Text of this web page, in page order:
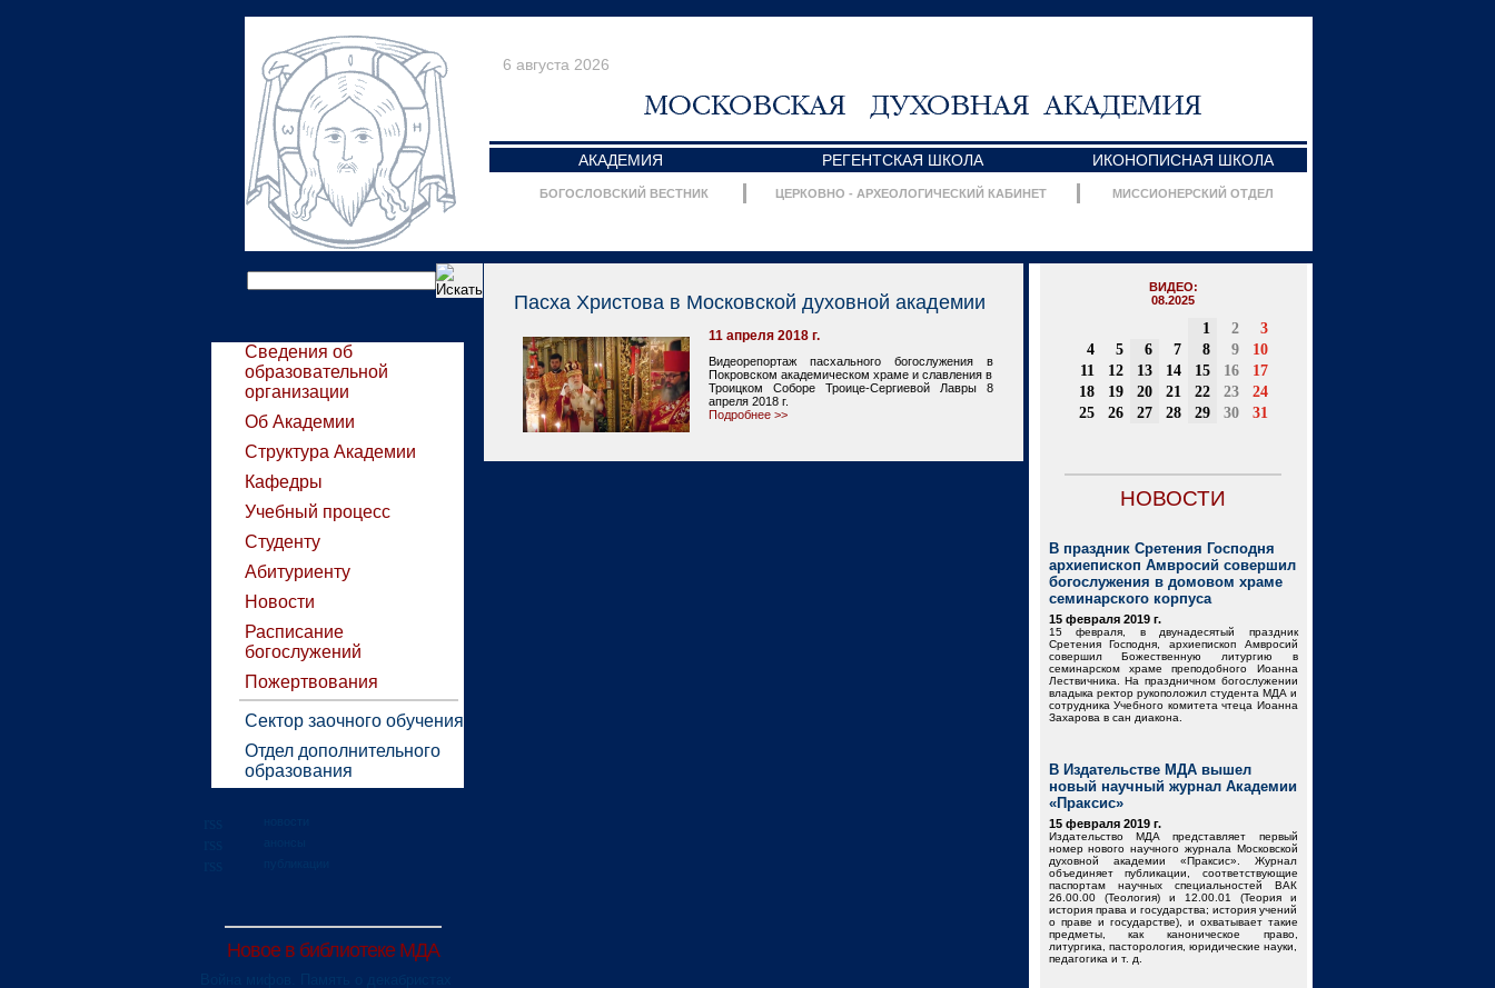
6 августа 2026
АКАДЕМИЯ РЕГЕНТСКАЯ ШКОЛА ИКОНОПИСНАЯ ШКОЛА
БОГОСЛОВСКИЙ ВЕСТНИК ЦЕРКОВНО - АРХЕОЛОГИЧЕСКИЙ КАБИНЕТ МИССИОНЕРСКИЙ ОТДЕЛ
Сведения об
образовательной
организации
Об Академии
Структура Академии
Кафедры
Учебный процесс
Студенту
Абитуриенту
Новости
Расписание
богослужений
Пожертвования
Сектор заочного обучения
Отдел дополнительного
образования
Новое в библиотеке МДА
Пасха Христова в Московской духовной академии
11 апреля 2018 г.
Видеорепортаж пасхального богослужения в
Покровском академическом храме и славления в
Троицком Соборе Троице-Сергиевой Лавры 8
апреля 2018 г.
Подробнее >>
ВИДЕО:
08.2025
1 2
3
4
5 6 7 8 9
10
11
12 13 14 15 16
17
18
19 20 21 22 23
24
25
26 27 28 29 30 31
НОВОСТИ
В праздник Сретения Господня
архиепископ Амвросий совершил
богослужения в домовом храме
семинарского корпуса
15 февраля 2019 г.
15 февраля, в двунадесятый праздник
Сретения Господня, архиепископ Амвросий
совершил Божественную литургию в
семинарском храме преподобного Иоанна
Лествичника. На праздничном богослужении
владыка ректор рукоположил студента МДА и
сотрудника Учебного комитета чтеца Иоанна
Захарова в сан диакона.
В Издательстве МДА вышел
новый научный журнал Академии
«Праксис»
15 февраля 2019 г.
Издательство МДА представляет первый
номер нового научного журнала Московской
духовной академии «Праксис». Журнал
объединяет публикации, соответствующие
паспортам научных специальностей ВАК
26.00.00 (Теология) и 12.00.01 (Теория и
история права и государства; история учений
о праве и государстве), и охватывает такие
предметы, как каноническое право,
литургика, пасторология, юридические науки,
педагогика и т. д.